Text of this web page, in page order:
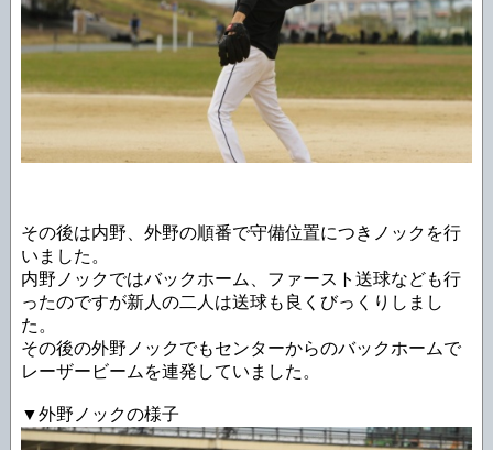
その後は内野、外野の順番で守備位置につきノックを行
いました。
内野ノックではバックホーム、ファースト送球なども行
ったのですが新人の二人は送球も良くびっくりしまし
た。
その後の外野ノックでもセンターからのバックホームで
レーザービームを連発していました。
▼外野ノックの様子